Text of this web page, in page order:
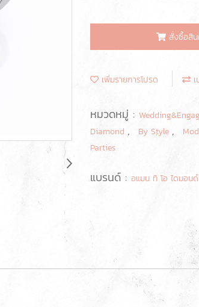
สั่งซื้อสิน
เพิ่มรายการโปรด
หมวดหมู่ :
Diamond , By Style ,
Parties
แบรนด์ : อแมน ทิ โอ ไดมอนด์